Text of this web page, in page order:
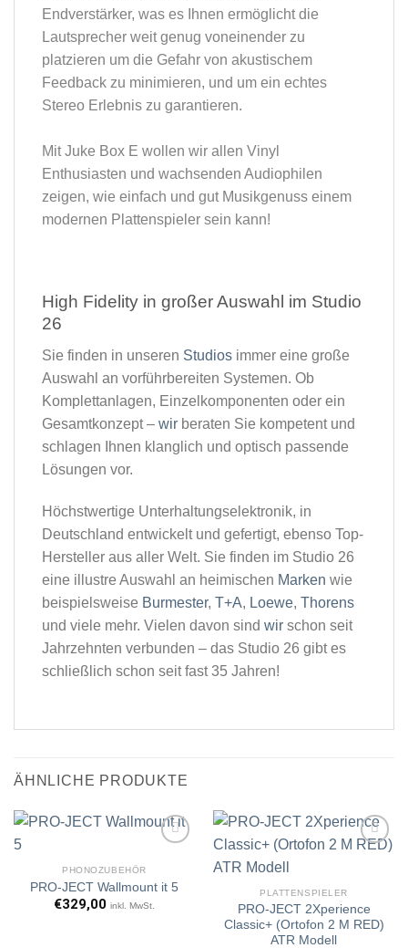
Endverstärker, was es Ihnen ermöglicht die
Lautsprecher weit genug voneinender zu
platzieren um die Gefahr von akustischem
Feedback zu minimieren, und um ein echtes
Stereo Erlebnis zu garantieren.
Mit Juke Box E wollen wir allen Vinyl
Enthusiasten und wachsenden Audiophilen
zeigen, wie einfach und gut Musikgenuss einem
modernen Plattenspieler sein kann!
High Fidelity in großer Auswahl im Studio
26​
Sie finden in unseren Studios immer eine große
Auswahl an vorführbereiten Systemen. Ob
Komplettanlagen, Einzelkomponenten oder ein
Gesamtkonzept – wir beraten Sie kompetent und
schlagen Ihnen klanglich und optisch passende
Lösungen vor.
Höchstwertige Unterhaltungselektronik, in
Deutschland entwickelt und gefertigt, ebenso Top-
Hersteller aus aller Welt. Sie finden im Studio 26
eine illustre Auswahl an heimischen Marken wie
beispielsweise Burmester, T+A, Loewe, Thorens
und viele mehr. Vielen davon sind wir schon seit
Jahrzehnten verbunden – das Studio 26 gibt es
schließlich schon seit fast 35 Jahren!
ÄHNLICHE PRODUKTE
merken
PHONOZUBEHÖR
PRO-JECT Wallmount it 5
€329,00 inkl. MwSt.
merken
PLATTENSPIELER
PRO-JECT 2Xperience
Classic+ (Ortofon 2 M RED)
ATR Modell